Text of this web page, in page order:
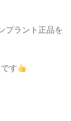
プラント正品を
す